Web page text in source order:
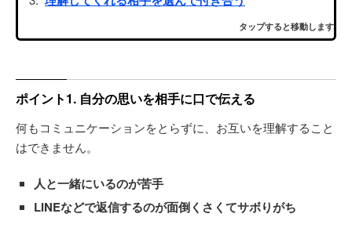
タップすると移動します
ポイント1. 自分の思いを相手に口で伝える
何もコミュニケーションをとらずに、お互いを理解すること
はできません。
人と一緒にいるのが苦手
LINEなどで返信するのが面倒くさくてサボりがち